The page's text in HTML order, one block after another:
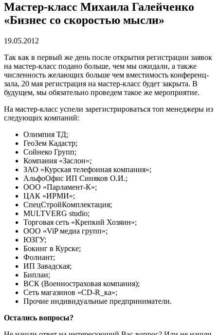
Мастер-класс Михаила Галейченко
«Бизнес со скоростью мысли»
19.05.2012
Так как в первый же день после открытия регистрации заявок
на мастер-класс подано больше, чем мы ожидали, а также
численность желающих больше чем вместимость конференц-
зала, 20 мая регистрация на мастер-класс будет закрыта. В
будущем, мы обязательно проведем такое же мероприятие.
На мастер-класс успели зарегистрироваться топ менеджеры из
следующих компаний:
Олимпия ТД;
ГеоЗем Кадастр;
Сойнеко Групп;
Компания «Заслон»;
ЗАО «Курская телефонная компания»;
АльфоОфис ИП Синяков О.И.;
ООО «Парламент-К»;
ЦАК «ИРМИ»;
СпецСтройКомплектация;
MULTVERG studio;
Торговая сеть «Крепкий Хозяин»;
ООО «ViP медиа групп»;
ЮЗГУ;
Бокинг в Курске;
Фолиант;
ИП Завадская;
Биплан;
ВСК (Военностраховая компания);
Сеть магазинов «CD-R_ка»;
Прочие индивидуальные предприниматели.
Остались вопросы?